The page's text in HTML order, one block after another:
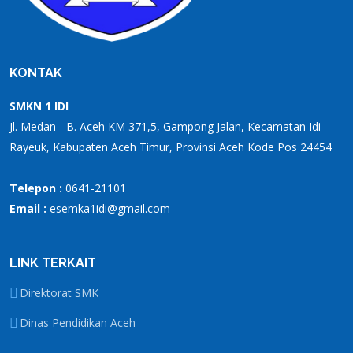
KONTAK
SMKN 1 IDI
Jl. Medan - B. Aceh KM 371,5, Gampong Jalan, Kecamatan Idi
Rayeuk, Kabupaten Aceh Timur, Provinsi Aceh Kode Pos 24454
Telepon : 0641-21101
Email : esemka1idi@gmail.com
LINK TERKAIT
Direktorat SMK
Dinas Pendidikan Aceh